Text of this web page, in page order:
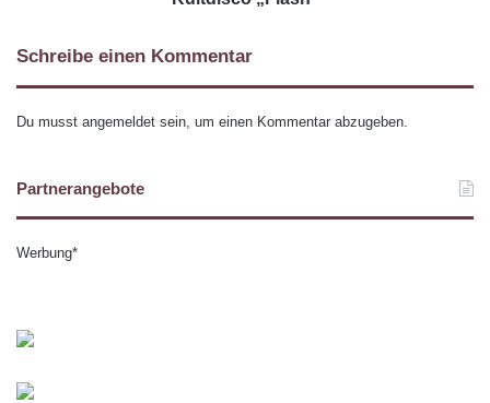
Schreibe einen Kommentar
Du musst angemeldet sein, um einen Kommentar abzugeben.
Partnerangebote
Werbung*